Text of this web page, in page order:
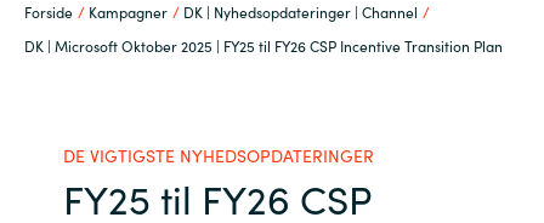
Forside Kampagner
DK | Nyhedsopdateringer | Channel
DK | Microsoft Oktober 2025 | FY25 til FY26 CSP Incentive Transition Plan
Global site
Om os
Softwarepartnere
DE VIGTIGSTE NYHEDSOPDATERINGER
FY25 til FY26 CSP